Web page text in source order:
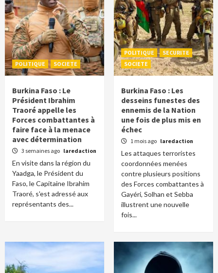
POLITIQUE SOCIETE
Burkina Faso : Le
Président Ibrahim
Traoré appelle les
Forces combattantes à
faire face à la menace
avec détermination
3 semaines ago laredaction
En visite dans la région du
Yaadga, le Président du
Faso, le Capitaine Ibrahim
Traoré, s'est adressé aux
représentants des...
POLITIQUE
SECURITE
SOCIETE
Burkina Faso : Les
desseins funestes des
ennemis de la Nation
une fois de plus mis en
échec
1 mois ago laredaction
Les attaques terroristes
coordonnées menées
contre plusieurs positions
des Forces combattantes à
Gayéri, Solhan et Sebba
illustrent une nouvelle
fois...